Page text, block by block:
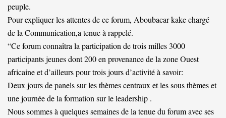
peuple.
Pour expliquer les attentes de ce forum, Aboubacar kake chargé
de la Communication,a tenue à rappelé.
“Ce forum connaîtra la participation de trois milles 3000
participants jeunes dont 200 en provenance de la zone Ouest
africaine et d’ailleurs pour trois jours d’activité à savoir:
Deux jours de panels sur les thèmes centraux et les sous thèmes et
une journée de la formation sur le leadership .
Nous sommes à quelques semaines de la tenue du forum avec ses